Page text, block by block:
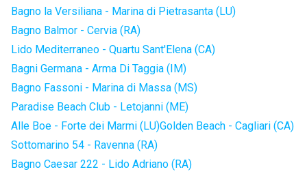
Bagno la Versiliana - Marina di Pietrasanta (LU)
Bagno Balmor - Cervia (RA)
Lido Mediterraneo - Quartu Sant'Elena (CA)
Bagni Germana - Arma Di Taggia (IM)
Bagno Fassoni - Marina di Massa (MS)
Paradise Beach Club - Letojanni (ME)
Alle Boe - Forte dei Marmi (LU)Golden Beach - Cagliari (CA)
Sottomarino 54 - Ravenna (RA)
Bagno Caesar 222 - Lido Adriano (RA)